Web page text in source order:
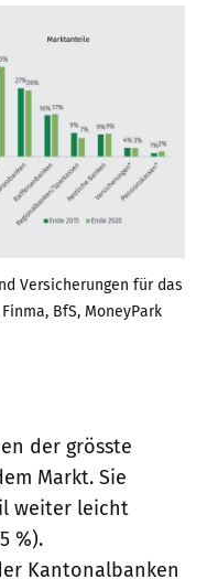
Versicherungen für das
BfS, MoneyPark
der grösste
Markt. Sie
weiter leicht
%).
Kantonalbanken